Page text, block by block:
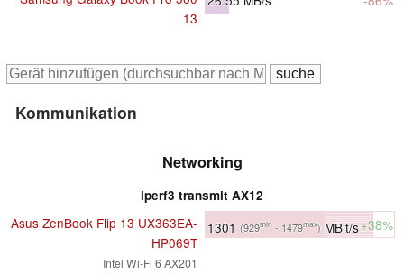
13
Kommunikation
Networking
iperf3 transmit AX12
Asus ZenBook Flip 13 UX363EA-
HP069T
Intel Wi-Fi 6 AX201
1301 (929min - 1479max) MBit/s+38%